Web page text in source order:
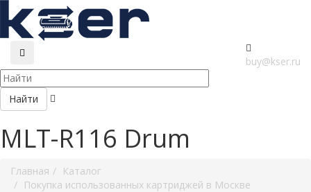
buy@kser.ru
Найти
MLT-R116 Drum
Главная
Каталог
Покупка использованных картриджей в Москве